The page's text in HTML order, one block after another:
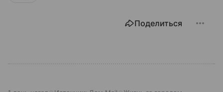
Поделиться